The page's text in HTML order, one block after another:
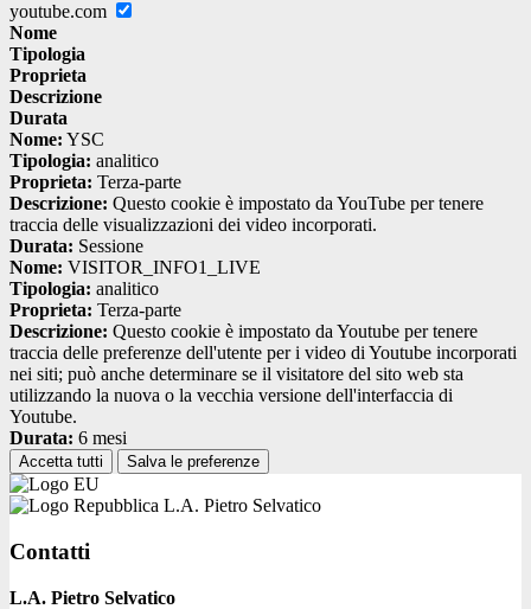
youtube.com
Nome
Tipologia
Proprieta
Descrizione
Durata
Nome: YSC
Tipologia: analitico
Proprieta: Terza-parte
Descrizione: Questo cookie è impostato da YouTube per tenere
traccia delle visualizzazioni dei video incorporati.
Durata: Sessione
Nome: VISITOR_INFO1_LIVE
Tipologia: analitico
Proprieta: Terza-parte
Descrizione: Questo cookie è impostato da Youtube per tenere
traccia delle preferenze dell'utente per i video di Youtube incorporati
nei siti; può anche determinare se il visitatore del sito web sta
utilizzando la nuova o la vecchia versione dell'interfaccia di
Youtube.
Durata: 6 mesi
Accetta tutti Salva le preferenze
L.A. Pietro Selvatico
Contatti
L.A. Pietro Selvatico